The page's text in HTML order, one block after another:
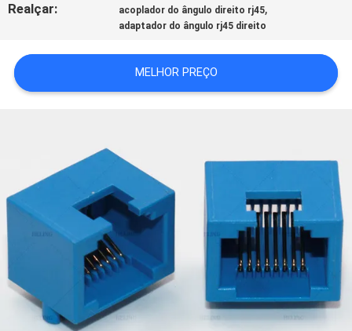
DO
SITE
POLÍTICA
PRIVACIDADE
Realçar: acoplador do ângulo direito rj45,
adaptador do ângulo rj45 direito
MELHOR PREÇO